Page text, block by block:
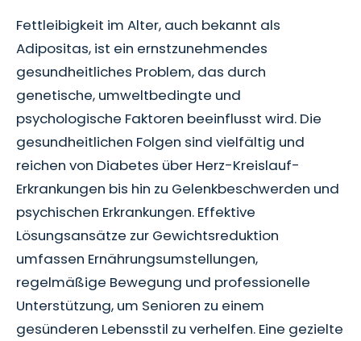
Fettleibigkeit im Alter, auch bekannt als
Adipositas, ist ein ernstzunehmendes
gesundheitliches Problem, das durch
genetische, umweltbedingte und
psychologische Faktoren beeinflusst wird. Die
gesundheitlichen Folgen sind vielfältig und
reichen von Diabetes über Herz-Kreislauf-
Erkrankungen bis hin zu Gelenkbeschwerden und
psychischen Erkrankungen. Effektive
Lösungsansätze zur Gewichtsreduktion
umfassen Ernährungsumstellungen,
regelmäßige Bewegung und professionelle
Unterstützung, um Senioren zu einem
gesünderen Lebensstil zu verhelfen. Eine gezielte